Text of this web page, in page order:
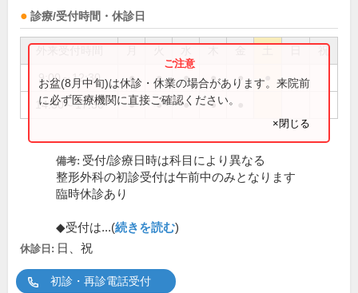
診療/受付時間・休診日
祝
9:00～12:30 ● ● ● ● ●
14:30～17:30 ● ● ● ●
お盆(8月中旬)は休診・休業の場合があります。来院前
に必ず医療機関に直接ご確認ください。
×閉じる
備考: 受付/診療日時は科目により異なる
整形外科の初診受付は午前中のみとなります
臨時休診あり
◆受付は...(続きを読む)
休診日: 日、祝
初診・再診電話受付